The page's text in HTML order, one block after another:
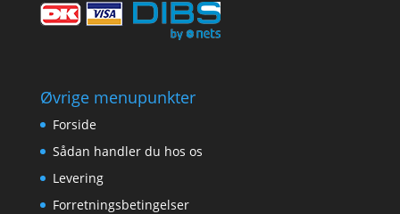
Øvrige menupunkter
Forside
Sådan handler du hos os
Levering
Forretningsbetingelser